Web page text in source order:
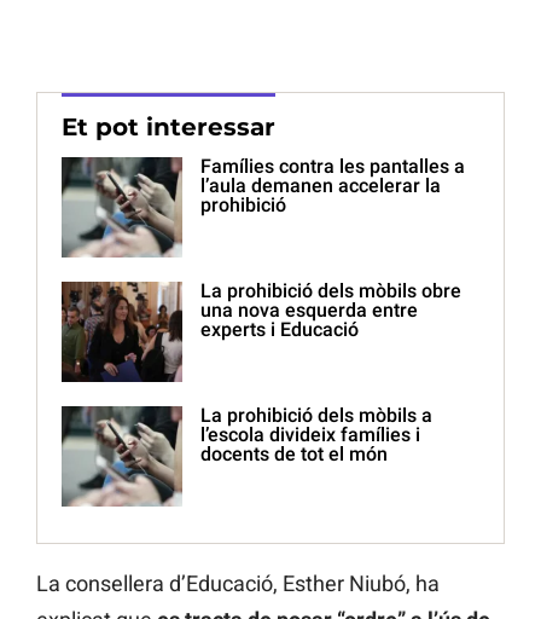
Et pot interessar
Famílies contra les pantalles a
l’aula demanen accelerar la
prohibició
La prohibició dels mòbils obre
una nova esquerda entre
experts i Educació
La prohibició dels mòbils a
l’escola divideix famílies i
docents de tot el món
La consellera d’Educació, Esther Niubó, ha